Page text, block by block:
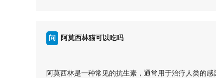
- 阿莫西林通常用于治疗呼吸道感染、泌尿道感染等疾病
- 使用前需要确定小猫确实患有细菌感染，避免滥用抗生
- 剂量需要根据小猫的体重和病情确定，严格按照兽医
问 阿莫西林猫可以吃吗
阿莫西林是一种常见的抗生素，通常用于治疗人类的